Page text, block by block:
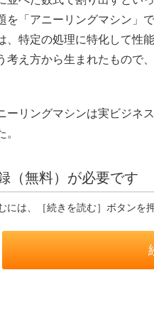
を「アニーリングマシン」
、特定の処理に特化して性
考え方から生まれたもので
リングマシンは実ビジネ
。
（無料）が必要です
には、［続きを読む］ボタンを